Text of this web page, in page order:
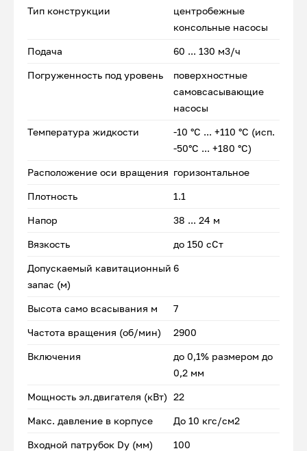
Тип конструкции
центробежные
консольные насосы
Подача 60 ... 130 м3/ч
Погруженность под уровень
поверхностные
самовсасывающие
насосы
Температура жидкости
-10 °С ... +110 °С (исп.
-50°С ... +180 °С)
Расположение оси вращения горизонтальное
Плотность 1.1
Напор 38 ... 24 м
Вязкость до 150 сСт
Допускаемый кавитационный
запас (м)
6
Высота само всасывания м 7
Частота вращения (об/мин) 2900
Включения
до 0,1% размером до
0,2 мм
Мощность эл.двигателя (кВт) 22
Макс. давление в корпусе До 10 кгс/см2
Входной патрубок Dу (мм) 100